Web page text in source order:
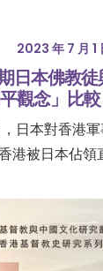
2023 年 7 月 1
日本佛教
平觀念」比
，日本對香港
港被日本佔領